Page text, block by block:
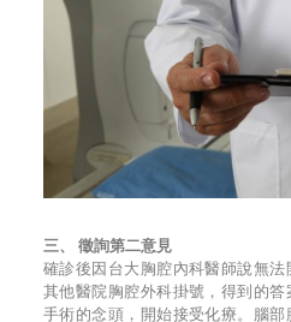
三、 徵詢第二意見
確診後因台大胸腔內科醫師說無
其他醫院胸腔外科掛號，得到的
手術的念頭，開始接受化療。腦